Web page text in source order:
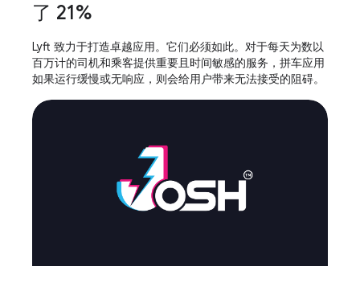
了 21%
Lyft 致力于打造卓越应用。它们必须如此。对于每天为数以
百万计的司机和乘客提供重要且时间敏感的服务，拼车应用
如果运行缓慢或无响应，则会给用户带来无法接受的阻碍。